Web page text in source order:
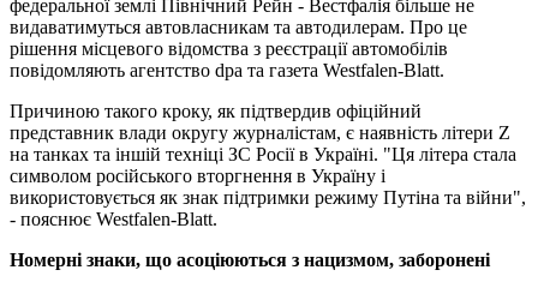
федеральної землі Північний Рейн - Вестфалія більше не
видаватимуться автовласникам та автодилерам. Про це
рішення місцевого відомства з реєстрації автомобілів
повідомляють агентство dpa та газета Westfalen-Blatt.
Причиною такого кроку, як підтвердив офіційний
представник влади округу журналістам, є наявність літери Z
на танках та іншій техніці ЗС Росії в Україні. "Ця літера стала
символом російського вторгнення в Україну і
використовується як знак підтримки режиму Путіна та війни",
- пояснює Westfalen-Blatt.
Номерні знаки, що асоціюються з нацизмом, заборонені